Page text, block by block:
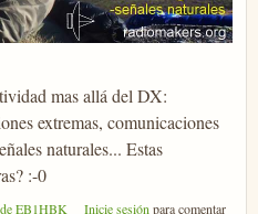
mas allá del DX:
extremas, comunicaciones
naturales... Estas
:-0
Tácticas
EB1HBK Inicie sesión para comentar